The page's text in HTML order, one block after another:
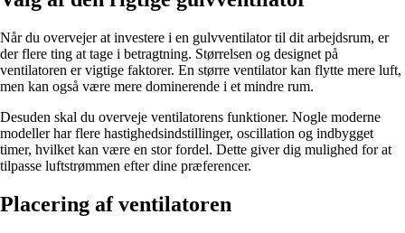
Når du overvejer at investere i en gulvventilator til dit arbejdsrum, er
der flere ting at tage i betragtning. Størrelsen og designet på
ventilatoren er vigtige faktorer. En større ventilator kan flytte mere luft,
men kan også være mere dominerende i et mindre rum.
Desuden skal du overveje ventilatorens funktioner. Nogle moderne
modeller har flere hastighedsindstillinger, oscillation og indbygget
timer, hvilket kan være en stor fordel. Dette giver dig mulighed for at
tilpasse luftstrømmen efter dine præferencer.
Placering af ventilatoren